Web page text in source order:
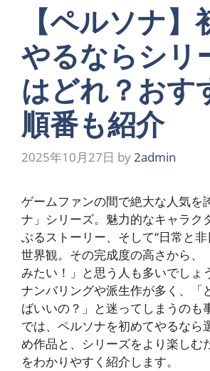
【ペルソナ】
やるならシリ
はどれ？おす
順番も紹介
2025年10月27日 by2admin
ゲームファンの間で絶大な人気を
ナ」シリーズ。魅力的なキャラク
ぶるストーリー、そして“日常と
世界観。その完成度の高さから、
みたい！」と思う人も多いでしょ
ナンバリングや派生作が多く、「
ばいいの？」と迷ってしまうのも
では、ペルソナを初めてやるなら
め作品と、シリーズをより楽しむ
をわかりやすく紹介します。